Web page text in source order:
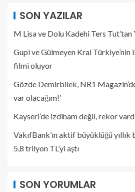
SON YAZILAR
M Lisa ve Dolu Kadehi Ters Tut’tan
Gupi ve Gülmeyen Kral
filmi oluyor
Gözde Demirbilek, NR1
var olacağım!’
Kayseri’de izdiham değil, rekor
VakıfBank’ın aktif büyüklüğü yıllık
5,8 trilyon TL’yi aştı
SON YORUMLAR